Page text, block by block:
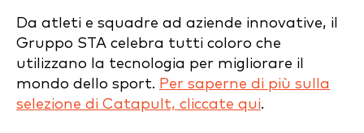
Da atleti e squadre ad aziende innovative, il
Gruppo STA celebra tutti coloro che
utilizzano la tecnologia per migliorare il
mondo dello sport. Per saperne di più sulla
selezione di Catapult, cliccate qui.